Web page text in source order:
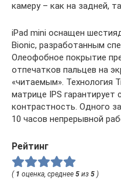
камеру – как на задней,
iPad mini оснащен
Bionic, разработанным
Олеофобное покрытие
отпечатков пальцев на
«читаемым». Технология
матрице IPS
контрастность. Одного
10 часов непрерывной
Рейтинг
( 1 оценка, среднее 5 из 5 )